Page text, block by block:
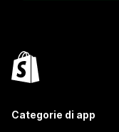
Categorie di app